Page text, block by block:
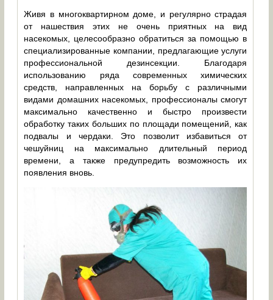
Живя в многоквартирном доме, и регулярно страдая
от нашествия этих не очень приятных на вид
насекомых, целесообразно обратиться за помощью в
специализированные компании, предлагающие услуги
профессиональной дезинсекции. Благодаря
использованию ряда современных химических
средств, направленных на борьбу с различными
видами домашних насекомых, профессионалы смогут
максимально качественно и быстро произвести
обработку таких больших по площади помещений, как
подвалы и чердаки. Это позволит избавиться от
чешуйниц на максимально длительный период
времени, а также предупредить возможность их
появления вновь.